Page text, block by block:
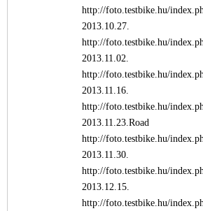
http://foto.testbike.hu/
2013.10.27.
http://foto.testbike.hu/
2013.11.02.
http://foto.testbike.hu/
2013.11.16.
http://foto.testbike.hu/
2013.11.23.Road
http://foto.testbike.hu/
2013.11.30.
http://foto.testbike.hu/
2013.12.15.
http://foto.testbike.hu/